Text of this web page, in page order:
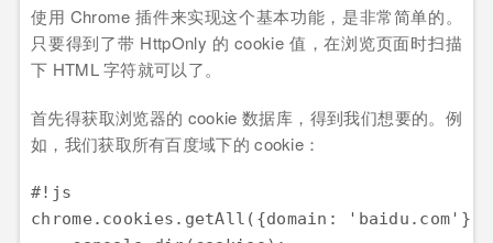
使用 Chrome 插件来实现这个基本功能，是非常简单的。
只要得到了带 HttpOnly 的 cookie 值，在浏览页面时扫描
下 HTML 字符就可以了。
首先得获取浏览器的 cookie 数据库，得到我们想要的。例
如，我们获取所有百度域下的 cookie：
#!js
chrome.cookies.getAll({domain: